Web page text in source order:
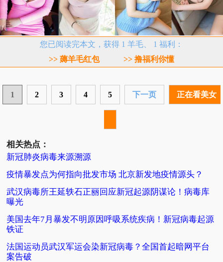
您已阅读完本文，获得 1 羊毛、 1 福利：
>> 薅羊毛红包
>> 撸福利你懂
1 2 3 4 5 下一页 正在看美女
相关热点：
新冠肺炎病毒来源溯源
疫情暴发点为何指向批发市场 北京新发地疫情源头？
武汉病毒所王延轶石正丽回应新冠起源阴谋论！病毒库
曝光
美国去年7月暴发不明原因呼吸系统疾病！新冠病毒起源
铁证
法国运动员武汉军运会染新冠病毒？全国首起暗网平台
案告破